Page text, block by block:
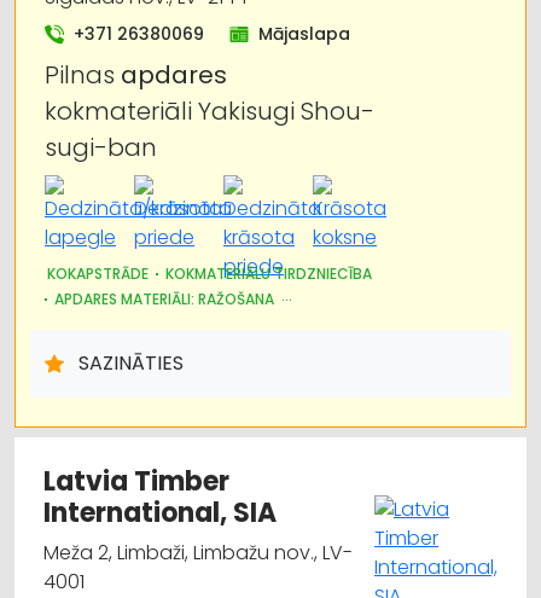
+371 26380069 Mājaslapa
Pilnas apdares
kokmateriāli Yakisugi Shou-
sugi-ban
KOKAPSTRĀDE
KOKMATERIĀLU TIRDZNIECĪBA
APDARES MATERIĀLI: RAŽOŠANA
SAZINĀTIES
Latvia Timber
International, SIA
Meža 2, Limbaži, Limbažu nov., LV-
4001